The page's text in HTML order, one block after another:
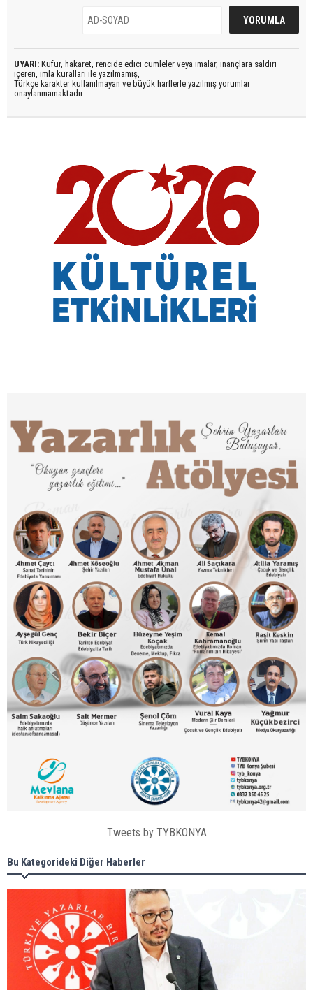
UYARI: Küfür, hakaret, rencide edici cümleler veya imalar, inançlara saldırı
içeren, imla kuralları ile yazılmamış,
Türkçe karakter kullanılmayan ve büyük harflerle yazılmış yorumlar
onaylanmamaktadır.
Tweets by TYBKONYA
Bu Kategorideki Diğer Haberler